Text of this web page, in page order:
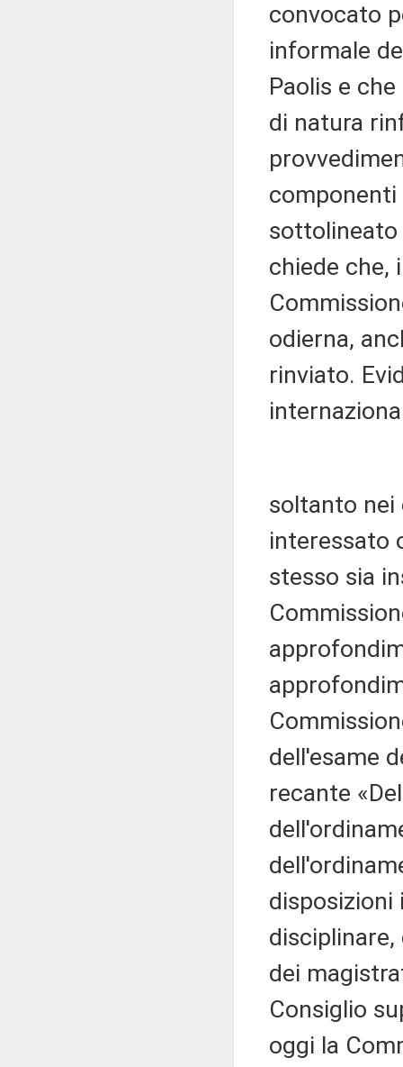
convocato
informale
Paolis e
di natura
componenti
sottolineato
chiede che,
odierna,
rinviato.
soltanto nei
interessato
stesso sia
dell'esame
recante
disposizioni
dei
Consiglio
oggi la